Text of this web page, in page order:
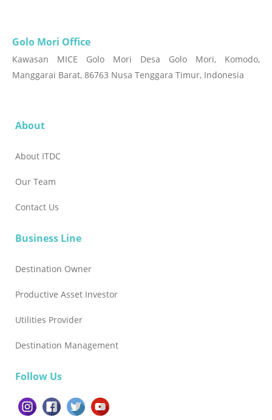
Golo Mori Office
Kawasan MICE Golo Mori Desa Golo Mori, Komodo,
Manggarai Barat, 86763 Nusa Tenggara Timur, Indonesia
About
About ITDC
Our Team
Contact Us
Business Line
Destination Owner
Productive Asset Investor
Utilities Provider
Destination Management
Follow Us